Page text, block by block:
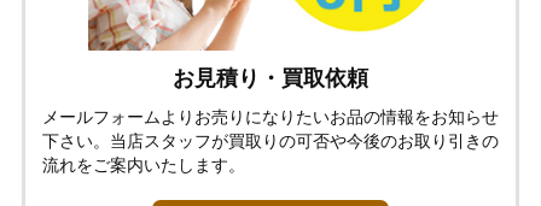
お見積り・買取依頼
メールフォームよりお売りになりたいお品の情報をお知らせ
下さい。当店スタッフが買取りの可否や今後のお取り引きの
流れをご案内いたします。